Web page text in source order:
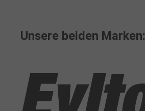
Unsere beiden Marken: